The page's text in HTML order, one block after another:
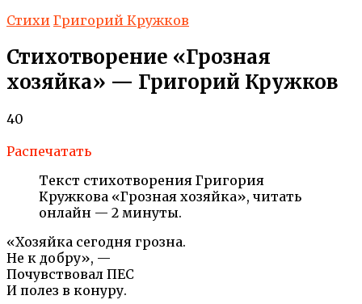
Стихи Григорий Кружков
Стихотворение «Грозная
хозяйка» — Григорий Кружков
40
Распечатать
Текст стихотворения Григория
Кружкова «Грозная хозяйка», читать
онлайн — 2 минуты.
«Хозяйка сегодня грозна.
Не к добру», —
Почувствовал ПЕС
И полез в конуру.